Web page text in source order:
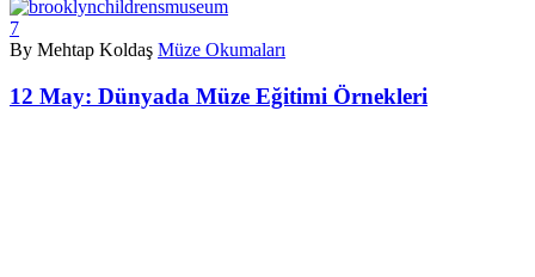
7
By Mehtap Koldaş Müze Okumaları
12 May: Dünyada Müze Eğitimi Örnekleri